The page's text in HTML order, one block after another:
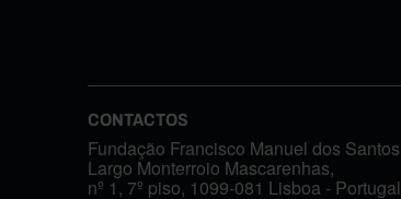
CONTACTOS
Fundação Francisco Manuel dos Santos
Largo Monterroio Mascarenhas,
nº 1, 7º piso, 1099-081 Lisboa - Portugal